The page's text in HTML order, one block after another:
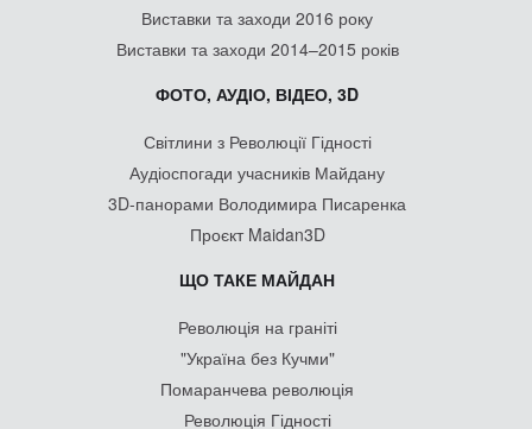
Виставки та заходи 2016 року
Виставки та заходи 2014–2015 років
ФОТО, АУДІО, ВІДЕО, 3D
Світлини з Революції Гідності
Аудіоспогади учасників Майдану
3D-панорами Володимира Писаренка
Проєкт Maidan3D
ЩО ТАКЕ МАЙДАН
Революція на граніті
"Україна без Кучми"
Помаранчева революція
Революція Гідності